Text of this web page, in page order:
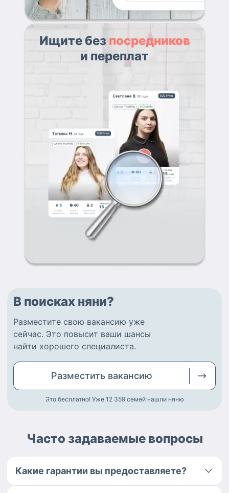
Ищите без посредников
и переплат
В поисках няни?
Разместите свою вакансию уже
сейчас. Это повысит ваши шансы
найти хорошего специалиста.
Разместить вакансию
Это бесплатно! Уже 12 359 семей нашли няню
Часто задаваемые вопросы
Какие гарантии вы предоставляете?